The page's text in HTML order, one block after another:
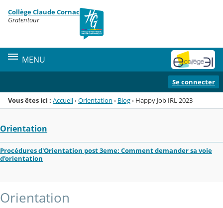
Menu de la rubrique
Contenu
Collège Claude Cornac
Gratentour
MENU
Se connecter
Vous êtes ici : Accueil›Orientation › Blog› Happy Job IRL 2023
Orientation
Procédures d'Orientation post 3eme: Comment demander sa voie
d'orientation
Orientation